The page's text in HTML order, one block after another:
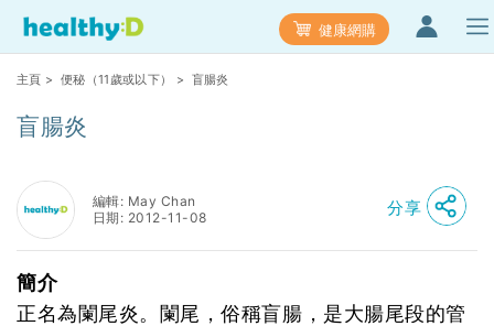
健康網購
主頁 > 便秘（11歲或以下） > 盲腸炎
盲腸炎
編輯: May Chan
日期: 2012-11-08
分享
簡介
正名為闌尾炎。闌尾，俗稱盲腸，是大腸尾段的管